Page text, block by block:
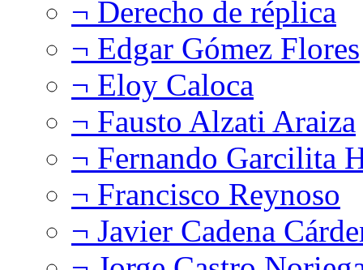
¬ Derecho de réplica
¬ Edgar Gómez Flores
¬ Eloy Caloca
¬ Fausto Alzati Araiza
¬ Fernando Garcilita
¬ Francisco Reynoso
¬ Javier Cadena